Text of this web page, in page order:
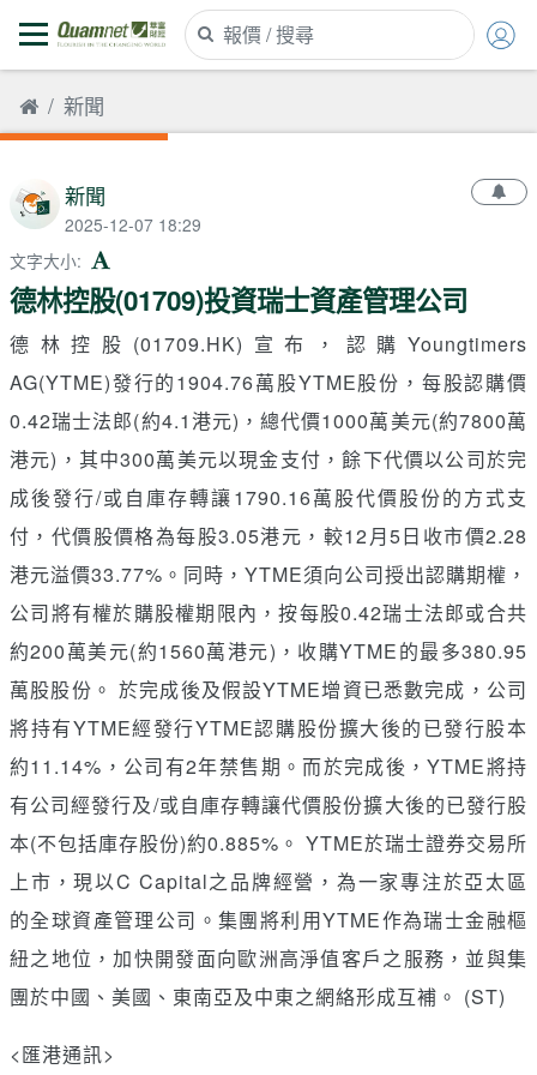
新聞
新聞
2025-12-07 18:29
文字大小:
德林控股(01709)投資瑞士資產管理公司
德林控股(01709.HK)宣布，認購Youngtimers
AG(YTME)發行的1904.76萬股YTME股份，每股認購價
0.42瑞士法郎(約4.1港元)，總代價1000萬美元(約7800萬
港元)，其中300萬美元以現金支付，餘下代價以公司於完
成後發行/或自庫存轉讓1790.16萬股代價股份的方式支
付，代價股價格為每股3.05港元，較12月5日收市價2.28
港元溢價33.77%。同時，YTME須向公司授出認購期權，
公司將有權於購股權期限內，按每股0.42瑞士法郎或合共
約200萬美元(約1560萬港元)，收購YTME的最多380.95
萬股股份。 於完成後及假設YTME增資已悉數完成，公司
將持有YTME經發行YTME認購股份擴大後的已發行股本
約11.14%，公司有2年禁售期。而於完成後，YTME將持
有公司經發行及/或自庫存轉讓代價股份擴大後的已發行股
本(不包括庫存股份)約0.885%。 YTME於瑞士證券交易所
上市，現以C Capital之品牌經營，為一家專注於亞太區
的全球資產管理公司。集團將利用YTME作為瑞士金融樞
紐之地位，加快開發面向歐洲高淨值客戶之服務，並與集
團於中國、美國、東南亞及中東之網絡形成互補。 (ST)
<匯港通訊>